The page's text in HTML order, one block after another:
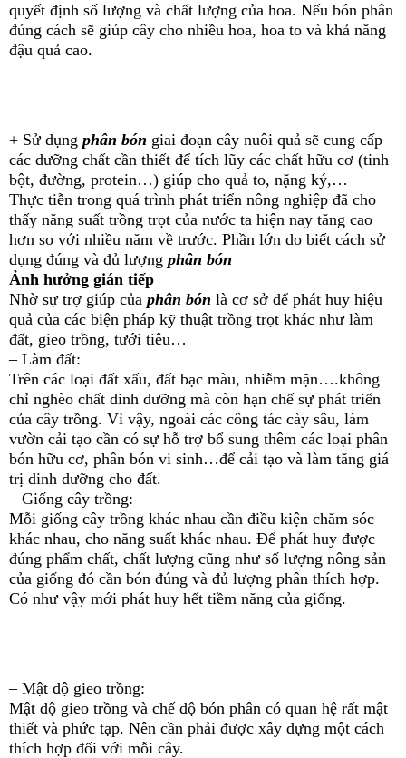
quyết định số lượng và chất lượng của hoa. Nếu bón phân
đúng cách sẽ giúp cây cho nhiều hoa, hoa to và khả năng
đậu quả cao.
+ Sử dụng phân bón giai đoạn cây nuôi quả sẽ cung cấp
các dưỡng chất cần thiết để tích lũy các chất hữu cơ (tinh
bột, đường, protein…) giúp cho quả to, nặng ký,…
Thực tiễn trong quá trình phát triển nông nghiệp đã cho
thấy năng suất trồng trọt của nước ta hiện nay tăng cao
hơn so với nhiều năm về trước. Phần lớn do biết cách sử
dụng đúng và đủ lượng phân bón
Ảnh hưởng gián tiếp
Nhờ sự trợ giúp của phân bón là cơ sở để phát huy hiệu
quả của các biện pháp kỹ thuật trồng trọt khác như làm
đất, gieo trồng, tưới tiêu…
– Làm đất:
Trên các loại đất xấu, đất bạc màu, nhiễm mặn….không
chỉ nghèo chất dinh dưỡng mà còn hạn chế sự phát triển
của cây trồng. Vì vậy, ngoài các công tác cày sâu, làm
vườn cải tạo cần có sự hỗ trợ bổ sung thêm các loại phân
bón hữu cơ, phân bón vi sinh…để cải tạo và làm tăng giá
trị dinh dưỡng cho đất.
– Giống cây trồng:
Mỗi giống cây trồng khác nhau cần điều kiện chăm sóc
khác nhau, cho năng suất khác nhau. Để phát huy được
đúng phẩm chất, chất lượng cũng như số lượng nông sản
của giống đó cần bón đúng và đủ lượng phân thích hợp.
Có như vậy mới phát huy hết tiềm năng của giống.
– Mật độ gieo trồng:
Mật độ gieo trồng và chế độ bón phân có quan hệ rất mật
thiết và phức tạp. Nên cần phải được xây dựng một cách
thích hợp đối với mỗi cây.